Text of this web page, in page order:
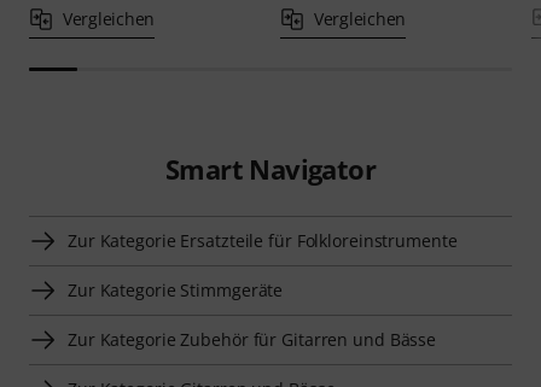
Vergleichen Vergleichen
Smart Navigator
Zur Kategorie Ersatzteile für Folkloreinstrumente
Zur Kategorie Stimmgeräte
Zur Kategorie Zubehör für Gitarren und Bässe